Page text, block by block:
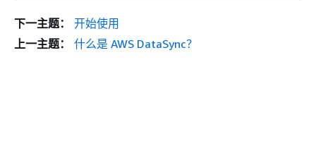
下一主题：
开始使用
上一主题：
什么是 AWS DataSync？